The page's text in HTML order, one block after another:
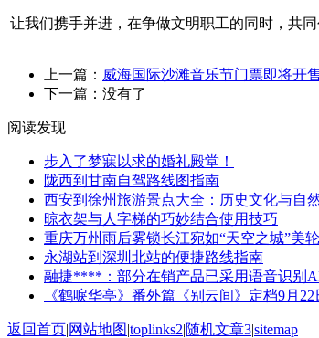
让我们携手并进，在争做文明职工的同时，共
上一篇： 威海国际沙滩音乐节门票即将开
下一篇：没有了
阅读发现
步入了梦寐以求的婚礼殿堂！
陇西到甘南自驾路线图指南
西安到徐州旅游景点大全：历史文化与自
晾衣架与人字梯的巧妙结合使用技巧
重庆万州雨后雾锁长江宛如“天空之城”美
永湖站到深圳北站的便捷路线指南
融捷****：部分在销产品已采用语音识别
《鹤唳华亭》番外篇《别云间》定档9月
返回首页|网站地图|toplinks2|随机文章3|sitemap